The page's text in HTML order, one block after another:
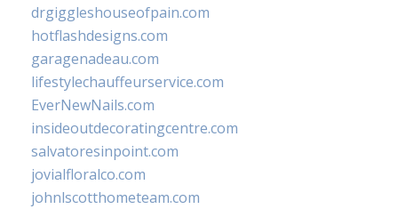
drgiggleshouseofpain.com
hotflashdesigns.com
garagenadeau.com
lifestylechauffeurservice.com
EverNewNails.com
insideoutdecoratingcentre.com
salvatoresinpoint.com
jovialfloralco.com
johnlscotthometeam.com